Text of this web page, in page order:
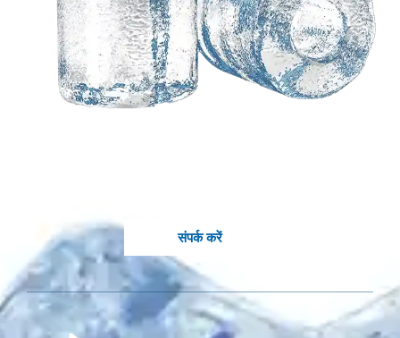
आपके विचारों के आधार पर एक
संपर्क करें